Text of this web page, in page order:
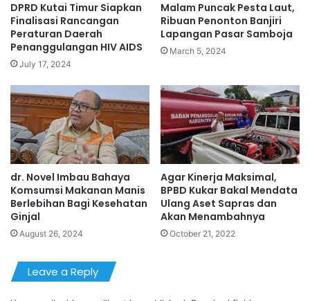
DPRD Kutai Timur Siapkan
Finalisasi Rancangan
Peraturan Daerah
Penanggulangan HIV AIDS
July 17, 2024
Malam Puncak Pesta Laut,
Ribuan Penonton Banjiri
Lapangan Pasar Samboja
March 5, 2024
dr. Novel Imbau Bahaya
Komsumsi Makanan Manis
Berlebihan Bagi Kesehatan
Ginjal
August 26, 2024
Agar Kinerja Maksimal,
BPBD Kukar Bakal Mendata
Ulang Aset Sapras dan
Akan Menambahnya
October 21, 2022
Leave a Reply